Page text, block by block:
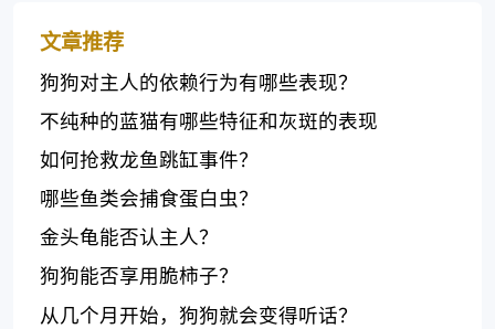
文章推荐
狗狗对主人的依赖行为有哪些表现？
不纯种的蓝猫有哪些特征和灰斑的表现
如何抢救龙鱼跳缸事件？
哪些鱼类会捕食蛋白虫？
金头龟能否认主人？
狗狗能否享用脆柿子？
从几个月开始，狗狗就会变得听话？